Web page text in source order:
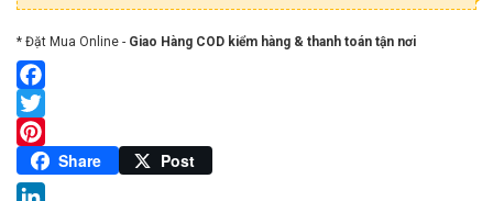
* Đặt Mua Online - Giao Hàng COD kiểm hàng & thanh toán tận nơi
Facebook
Twitter
Pinterest
Share Post